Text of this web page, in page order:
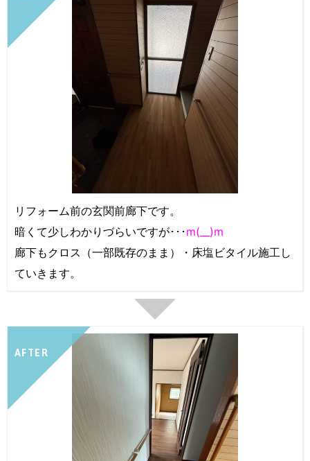
リフォーム前の玄関前廊下です。
暗くて少しわかりづらいですが･･･ m(__)m
廊下もクロス（一部既存のまま）・床塩ビタイル施工し
ていきます。
AFTER